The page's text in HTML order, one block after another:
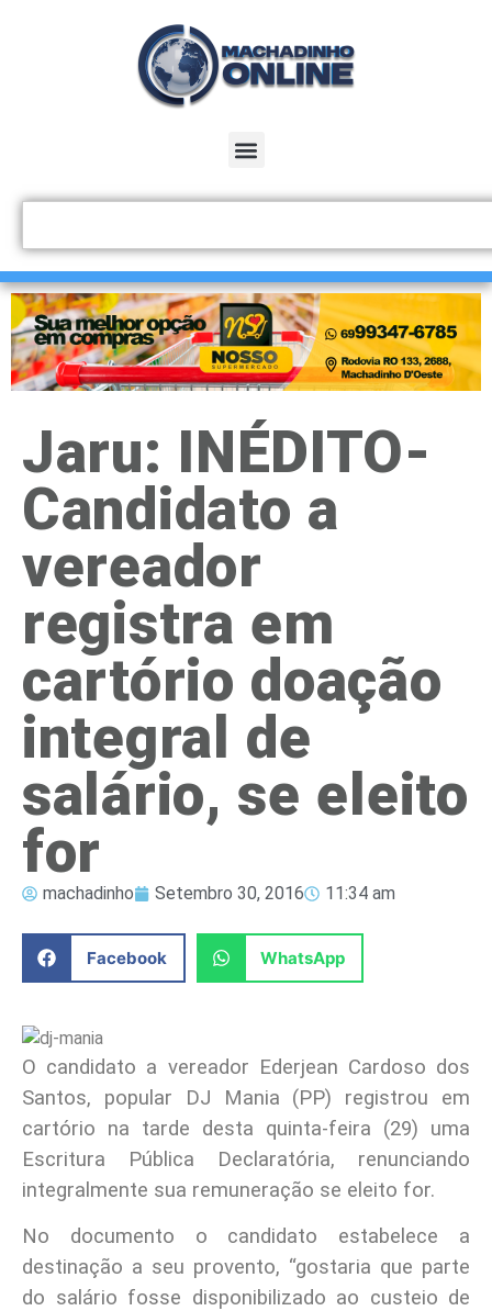
Jaru: INÉDITO-
Candidato a
vereador
registra em
cartório doação
integral de
salário, se eleito
for
machadinho Setembro 30, 2016 11:34 am
Facebook WhatsApp
O candidato a vereador Ederjean Cardoso dos
Santos, popular DJ Mania (PP) registrou em
cartório na tarde desta quinta-feira (29) uma
Escritura Pública Declaratória, renunciando
integralmente sua remuneração se eleito for.
No documento o candidato estabelece a
destinação a seu provento, “gostaria que parte
do salário fosse disponibilizado ao custeio de